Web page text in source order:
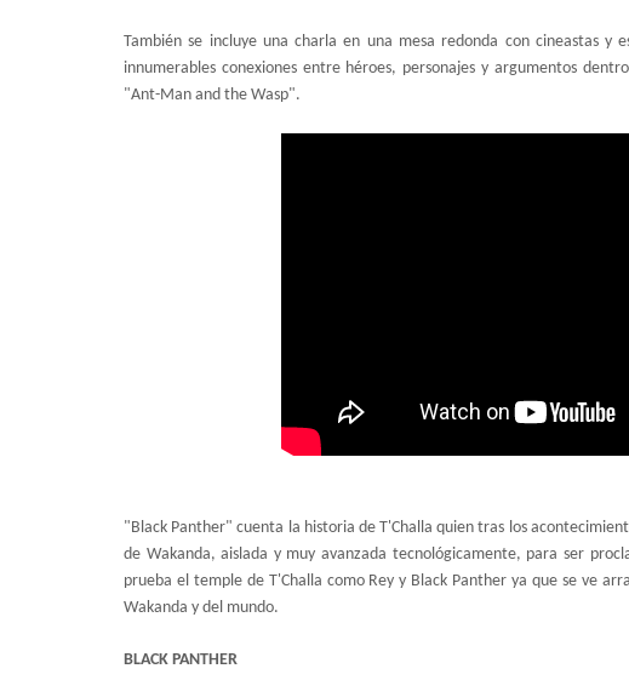
También se incluye una charla en una mesa redonda con cineastas
innumerables conexiones entre héroes, personajes y argumentos
"Ant-Man and the Wasp".
"Black Panther" cuenta la historia de T'Challa quien tras los
de Wakanda, aislada y muy avanzada tecnológicamente, para ser
prueba el temple de T'Challa como Rey y Black Panther ya que se ve
Wakanda y del mundo.
BLACK PANTHER